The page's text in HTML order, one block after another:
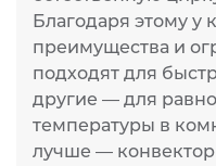
Благодаря этому у
преимущества и
подходят для
другие — для
температуры в
лучше —